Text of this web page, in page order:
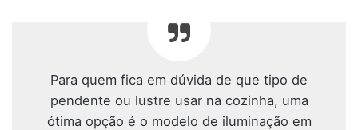
Para quem fica em dúvida de que tipo de
pendente ou lustre usar na cozinha, uma
ótima opção é o modelo de iluminação em